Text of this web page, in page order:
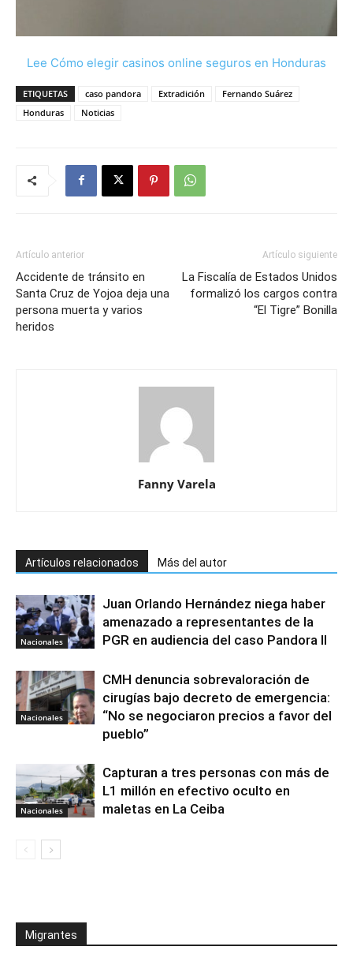
Lee Cómo elegir casinos online seguros en Honduras
ETIQUETAS caso pandora Extradición
Fernando Suárez
Honduras
Noticias
Artículo anterior
Accidente de tránsito en
Santa Cruz de Yojoa deja una
persona muerta y varios
heridos
Artículo siguiente
La Fiscalía de Estados Unidos
formalizó los cargos contra
“El Tigre” Bonilla
Fanny Varela
Artículos relacionados Más del autor
Nacionales
Juan Orlando Hernández niega haber
amenazado a representantes de la
PGR en audiencia del caso Pandora II
Nacionales
CMH denuncia sobrevaloración de
cirugías bajo decreto de emergencia:
“No se negociaron precios a favor del
pueblo”
Nacionales
Capturan a tres personas con más de
L1 millón en efectivo oculto en
maletas en La Ceiba
Migrantes